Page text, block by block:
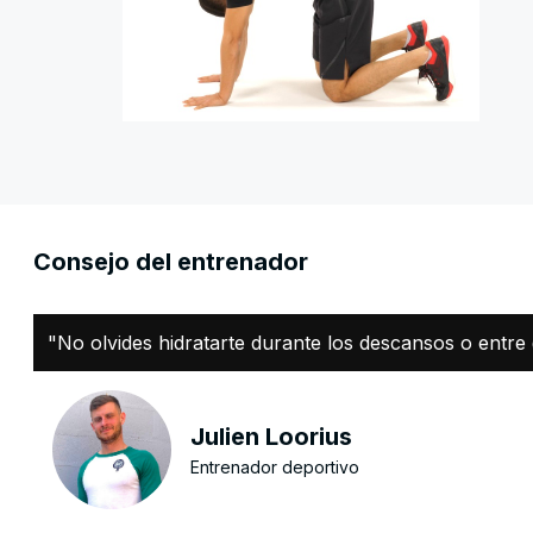
Consejo del entrenador
"No olvides hidratarte durante los descansos o entre
Julien Loorius
Entrenador deportivo